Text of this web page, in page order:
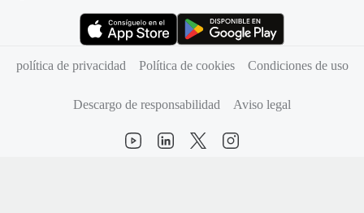
política de privacidad
Política de cookies Condiciones de uso
Descargo de responsabilidad Aviso legal